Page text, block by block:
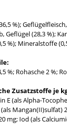
%);
Geflügel (28,3 %);
%); Mineralstoffe
%; Rohasche 2 %;
Zusatzstoffe je
E (als Alpha-
Mangan(II)sulfat)
mg; Iod (als